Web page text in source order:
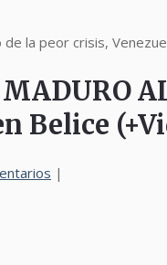
de la peor crisis,
Belice
|